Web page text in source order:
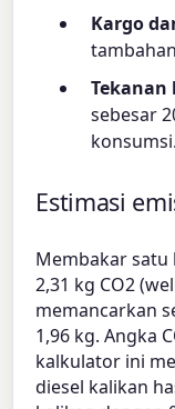
Kargo
Tekanan
sebesar
konsumsi.
Estimasi
Membakar
2,31 kg CO2
memancarkan
1,96 kg. Angka
kalkulator ini
diesel kalikan